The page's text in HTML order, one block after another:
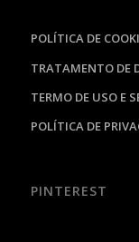
POLÍTICA DE
TRATAMENTO DE
TERMO DE USO E
POLÍTICA DE
PINTEREST